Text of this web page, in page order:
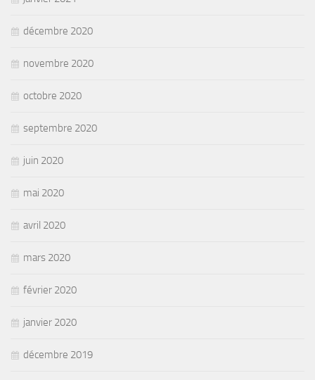
décembre 2020
novembre 2020
octobre 2020
septembre 2020
juin 2020
mai 2020
avril 2020
mars 2020
février 2020
janvier 2020
décembre 2019